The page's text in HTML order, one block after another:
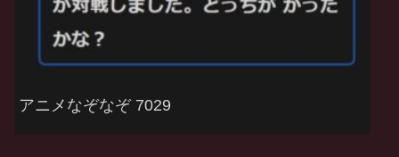
アニメなぞなぞ 7029